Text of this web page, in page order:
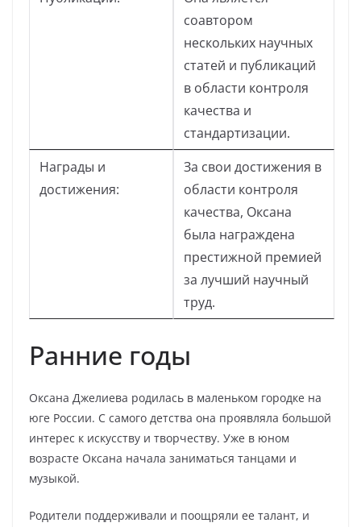
соавтором
нескольких научных
статей и публикаций
в области контроля
качества и
стандартизации.
Награды и
достижения:
За свои достижения в
области контроля
качества, Оксана
была награждена
престижной премией
за лучший научный
труд.
Ранние годы
Оксана Джелиева родилась в маленьком городке на
юге России. С самого детства она проявляла большой
интерес к искусству и творчеству. Уже в юном
возрасте Оксана начала заниматься танцами и
музыкой.
Родители поддерживали и поощряли ее талант, и